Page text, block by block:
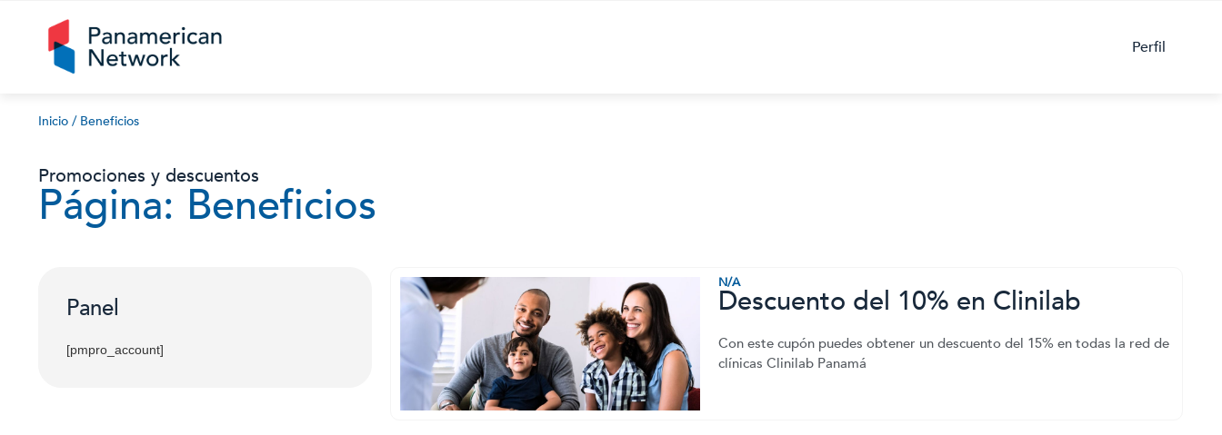
Perfil
Inicio / Beneficios
Promociones y descuentos
Página: Beneficios
Panel
[pmpro_account]
N/A
Descuento del 10% en Clinilab
Con este cupón puedes obtener un descuento del 15% en todas la red de
clínicas Clinilab Panamá